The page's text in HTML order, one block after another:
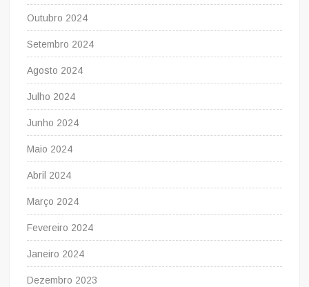
Outubro 2024
Setembro 2024
Agosto 2024
Julho 2024
Junho 2024
Maio 2024
Abril 2024
Março 2024
Fevereiro 2024
Janeiro 2024
Dezembro 2023